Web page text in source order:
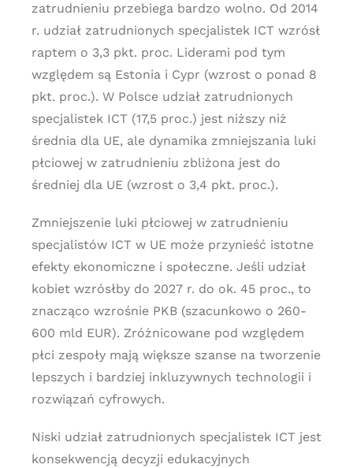
zatrudnieniu przebiega bardzo wolno. Od 2014
r. udział zatrudnionych specjalistek ICT wzrósł
raptem o 3,3 pkt. proc. Liderami pod tym
względem są Estonia i Cypr (wzrost o ponad 8
pkt. proc.). W Polsce udział zatrudnionych
specjalistek ICT (17,5 proc.) jest niższy niż
średnia dla UE, ale dynamika zmniejszania luki
płciowej w zatrudnieniu zbliżona jest do
średniej dla UE (wzrost o 3,4 pkt. proc.).
Zmniejszenie luki płciowej w zatrudnieniu
specjalistów ICT w UE może przynieść istotne
efekty ekonomiczne i społeczne. Jeśli udział
kobiet wzrósłby do 2027 r. do ok. 45 proc., to
znacząco wzrośnie PKB (szacunkowo o 260-
600 mld EUR). Zróżnicowane pod względem
płci zespoły mają większe szanse na tworzenie
lepszych i bardziej inkluzywnych technologii i
rozwiązań cyfrowych.
Niski udział zatrudnionych specjalistek ICT jest
konsekwencją decyzji edukacyjnych